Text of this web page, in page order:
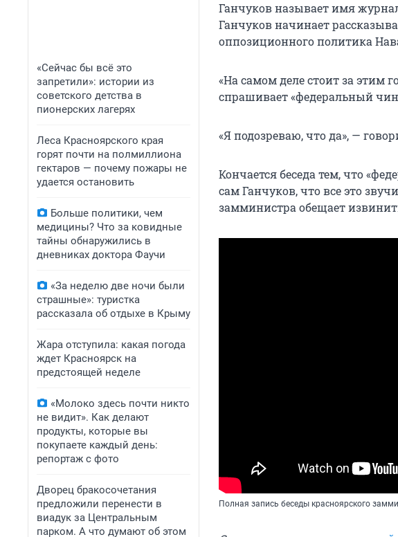
«Сейчас бы всё это
запретили»: истории из
советского детства в
пионерских лагерях
Леса Красноярского края
горят почти на полмиллиона
гектаров — почему пожары не
удается остановить
Больше политики, чем
медицины? Что за ковидные
тайны обнаружились в
дневниках доктора Фаучи
«За неделю две ночи были
страшные»: туристка
рассказала об отдыхе в Крыму
Жара отступила: какая погода
ждет Красноярск на
предстоящей неделе
«Молоко здесь почти никто
не видит». Как делают
продукты, которые вы
покупаете каждый день:
репортаж с фото
Дворец бракосочетания
предложили перенести в
виадук за Центральным
парком. А что думают об этом
Ганчуков называет имя
Ганчуков начинает
оппозиционного политика
«На самом деле стоит за этим
спрашивает «федеральный
«Я подозреваю, что да», —
Кончается беседа тем, что
сам Ганчуков, что все это
замминистра обещает
Полная запись беседы красноярского